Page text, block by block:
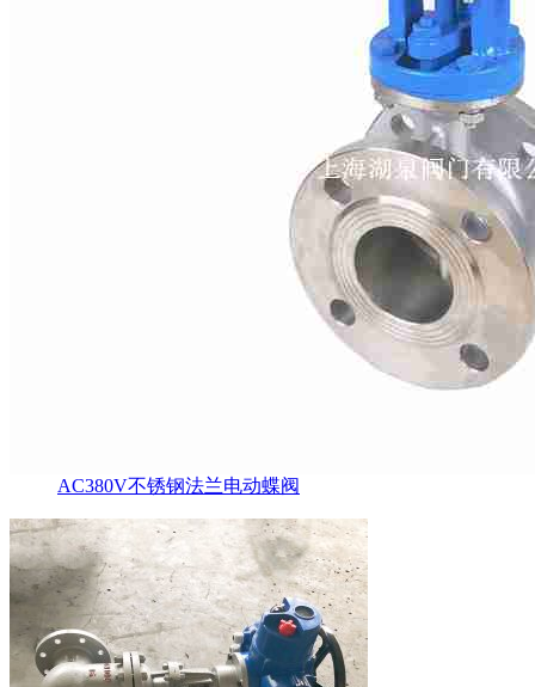
AC380V不锈钢法兰电动蝶阀